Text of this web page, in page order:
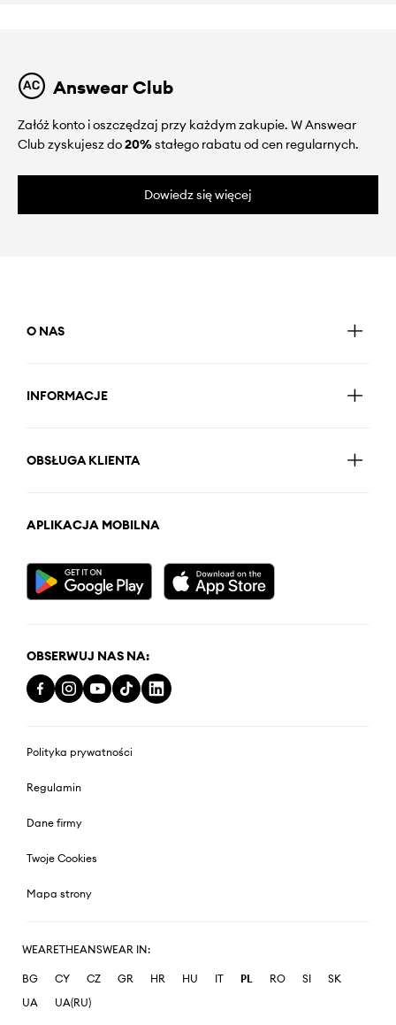
Answear Club
Załóż konto i oszczędzaj przy każdym zakupie. W Answear
Club zyskujesz do20%stałego rabatu od cen regularnych.
Dowiedz się więcej
O NAS
INFORMACJE
OBSŁUGA KLIENTA
APLIKACJA MOBILNA
OBSERWUJ NAS NA:
Polityka prywatności
Regulamin
Dane firmy
Twoje Cookies
Mapa strony
WEARETHEANSWEAR IN:
BG CY CZ GR HR HU IT PL RO SI
SK
UA
UA(RU)